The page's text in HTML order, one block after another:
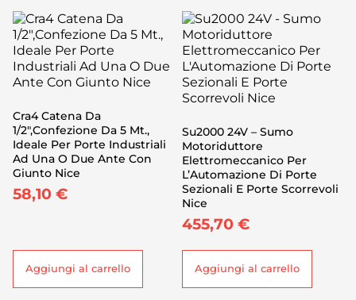
Cra4 Catena Da
1/2″,Confezione Da 5 Mt.,
Ideale Per Porte Industriali
Ad Una O Due Ante Con
Giunto Nice
58,10 €
Aggiungi al carrello
Su2000 24V – Sumo
Motoriduttore
Elettromeccanico Per
L’Automazione Di Porte
Sezionali E Porte Scorrevoli
Nice
455,70 €
Aggiungi al carrello